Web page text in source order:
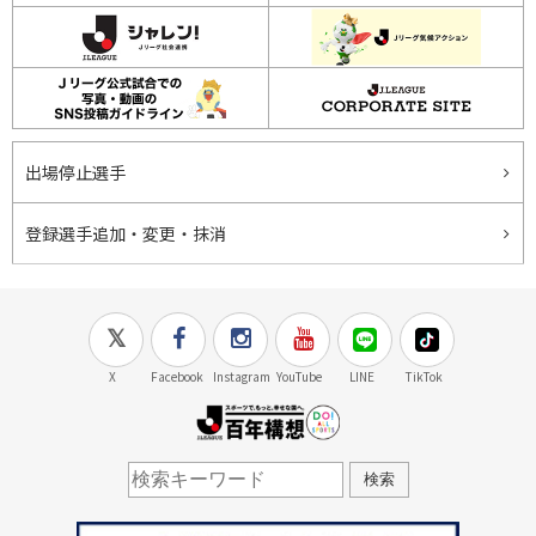
出場停止選手
登録選手追加・変更・抹消
X Facebook Instagram YouTube LINE TikTok
検索